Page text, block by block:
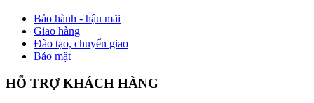
Bảo hành - hậu mãi
Giao hàng
Đào tạo, chuyển giao
Bảo mật
HỖ TRỢ KHÁCH HÀNG